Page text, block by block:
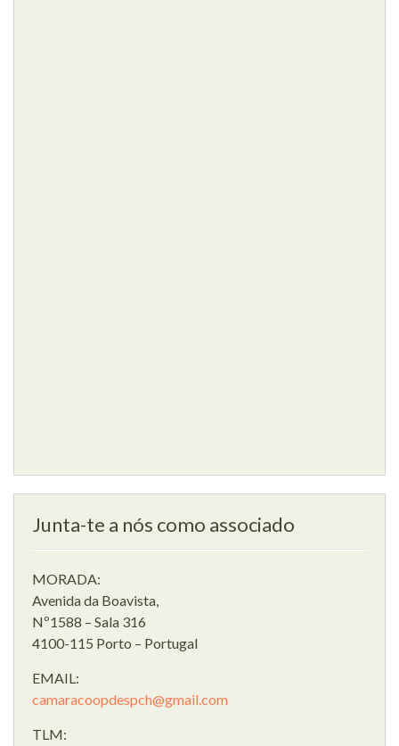
Junta-te a nós como associado
MORADA:
Avenida da Boavista,
Nº1588 – Sala 316
4100-115 Porto – Portugal
EMAIL:
camaracoopdespch@gmail.com
TLM: